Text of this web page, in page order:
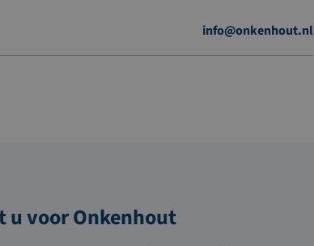
info@onkenhout.nl
u voor Onkenhout